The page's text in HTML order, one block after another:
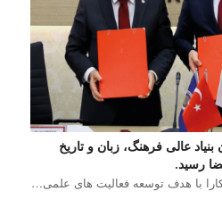
عالی فرهنگ، زبان و تاریخ
رسید.
با هدف توسعه فعالیت های علمی…